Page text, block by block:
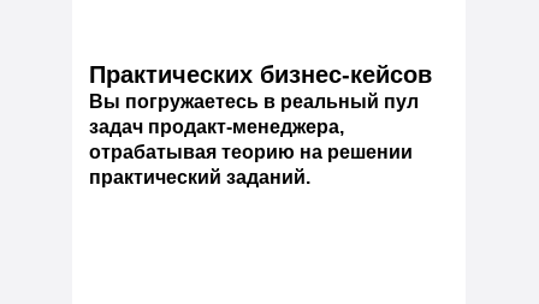
Практических бизнес-кейсов
Вы погружаетесь в реальный пул
задач продакт-менеджера,
отрабатывая теорию на решении
практический заданий.